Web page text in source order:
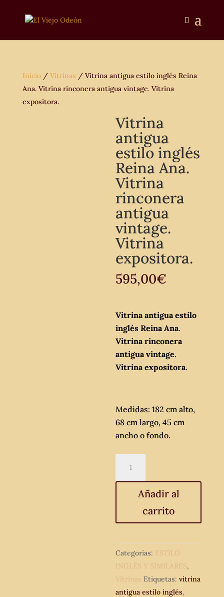
Inicio/ Vitrinas / Vitrina antigua estilo inglés Reina
Ana. Vitrina rinconera antigua vintage. Vitrina
expositora.
Vitrina
antigua
estilo inglés
Reina Ana.
Vitrina
rinconera
antigua
vintage.
Vitrina
expositora.
595,00€
Vitrina antigua estilo
inglés Reina Ana.
Vitrina rinconera
antigua vintage.
Vitrina expositora.
Medidas: 182 cm alto,
68 cm largo, 45 cm
ancho o fondo.
antigua
estilo
Ana.
rinconera
antigua
vintage.
Vitrina
Añadir al
carrito
Categorías: ESTILO
INGLÉS Y SIMILARES,
Vitrinas Etiquetas:vitrina
antigua estilo inglés,